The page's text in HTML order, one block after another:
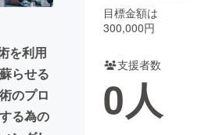
チャレンジ
域活性化
Good
CAMPFIRE Creation
を利用
らせる
のプロ
る為の
目標金額は
300,000円
支援者数
0人